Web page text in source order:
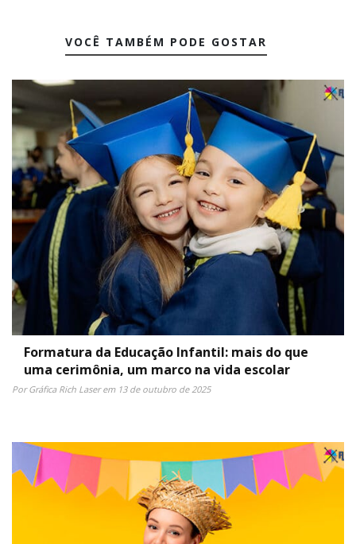
VOCÊ TAMBÉM PODE GOSTAR
Formatura da Educação Infantil: mais do que
uma cerimônia, um marco na vida escolar
Por Gráfica Rich Laser em 13 de outubro de 2025